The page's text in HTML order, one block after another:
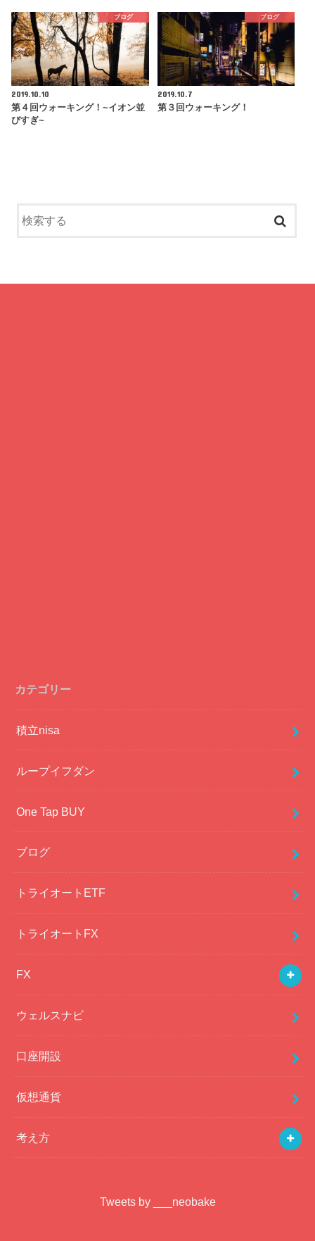
ブログ
2019.10.10
第４回ウォーキング！~イオン並
びすぎ~
ブログ
2019.10.7
第３回ウォーキング！
カテゴリー
積立nisa
ループイフダン
One Tap BUY
ブログ
トライオートETF
トライオートFX
FX
ウェルスナビ
口座開設
仮想通貨
考え方
Tweets by ___neobake